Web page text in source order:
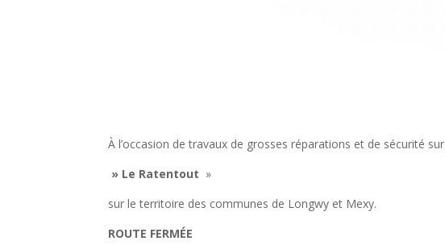
À l’occasion de travaux de grosses réparations et de sécurité sur
» Le Ratentout »
sur le territoire des communes de Longwy et Mexy.
ROUTE FERMÉE